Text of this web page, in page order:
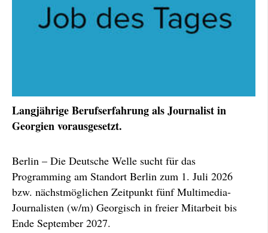
Langjährige Berufserfahrung als Journalist in
Georgien vorausgesetzt.
Berlin – Die Deutsche Welle sucht für das
Programming am Standort Berlin zum 1. Juli 2026
bzw. nächstmöglichen Zeitpunkt fünf Multimedia-
Journalisten (w/m) Georgisch in freier Mitarbeit bis
Ende September 2027.